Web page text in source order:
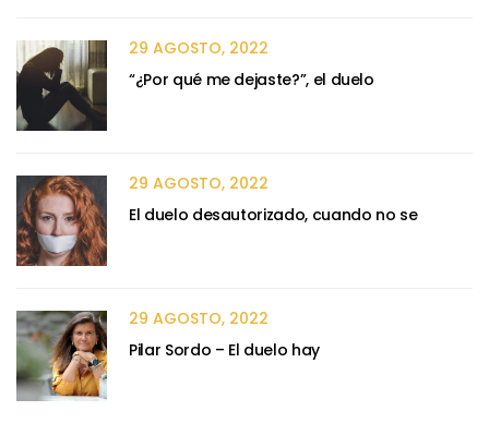
29 AGOSTO, 2022
“¿Por qué me dejaste?”, el duelo
29 AGOSTO, 2022
El duelo desautorizado, cuando no se
29 AGOSTO, 2022
Pilar Sordo – El duelo hay